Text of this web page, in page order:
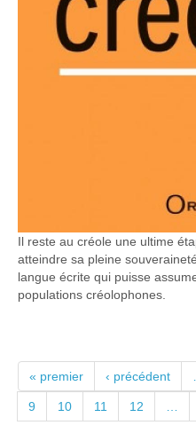
Il reste au créole une ultime
atteindre sa pleine
langue écrite qui puisse
populations créolophones.
PAGES
« premier ‹ précédent
9 10 11 12